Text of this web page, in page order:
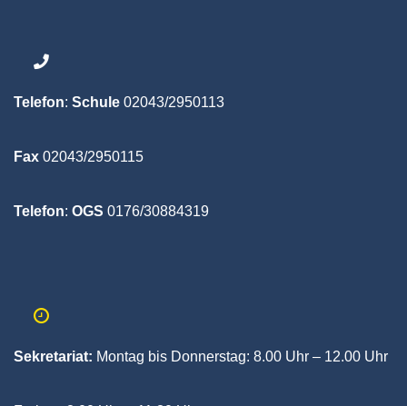
Telefon: Schule 02043/2950113
Fax 02043/2950115
Telefon: OGS 0176/30884319
Sekretariat: Montag bis Donnerstag: 8.00 Uhr – 12.00 Uhr